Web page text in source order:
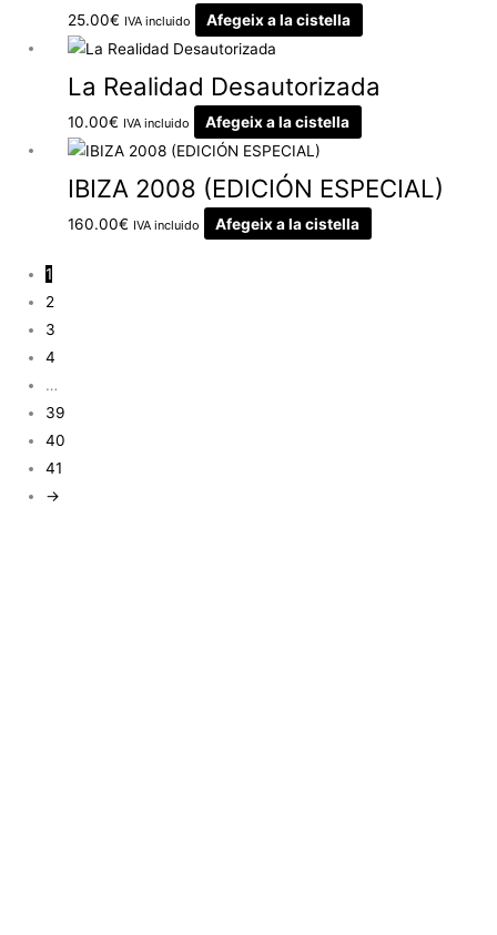
25.00€ IVA incluido Afegeix a la cistella
La Realidad Desautorizada
10.00€ IVA incluido Afegeix a la cistella
IBIZA 2008 (EDICIÓN ESPECIAL)
160.00€ IVA incluido Afegeix a la cistella
1
2
3
4
…
39
40
41
→